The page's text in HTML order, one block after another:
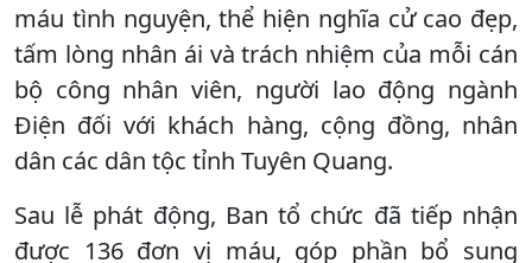
máu tình nguyện, thể hiện nghĩa cử cao đẹp,
tấm lòng nhân ái và trách nhiệm của mỗi cán
bộ công nhân viên, người lao động ngành
Điện đối với khách hàng, cộng đồng, nhân
dân các dân tộc tỉnh Tuyên Quang.
Sau lễ phát động, Ban tổ chức đã tiếp nhận
được 136 đơn vị máu, góp phần bổ sung